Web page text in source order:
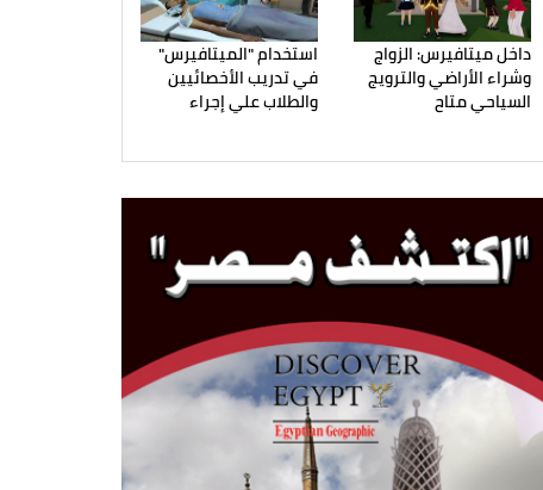
داخل ميتافيرس: الزواج
وشراء الأراضي والترويج
السياحي متاح
استخدام "الميتافيرس"
في تدريب الأخصائيين
والطلاب علي إجراء